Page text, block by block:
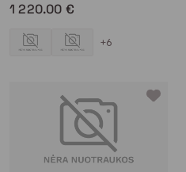
1 220.00 €
+6